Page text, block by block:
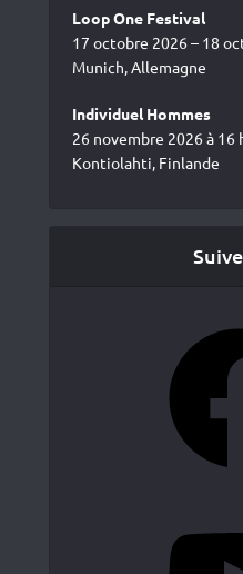
Loop One Festival
17 octobre 2026 – 18
Munich, Allemagne
Individuel Hommes
26 novembre 2026 à 16
Kontiolahti, Finlande